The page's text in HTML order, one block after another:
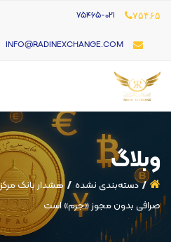
۷۵۴۶۵
INFO@RADINEXCHANGE.COM
وبلاگ
دسته‌بندی نشده
هشدار بانک
صرافی بدون مجوز «جرم» است